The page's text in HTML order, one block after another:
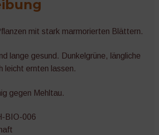
mit stark marmorierten Blättern.
lange gesund. Dunkelgrüne, längliche
leicht ernten lassen.
gegen Mehltau.
BIO-006